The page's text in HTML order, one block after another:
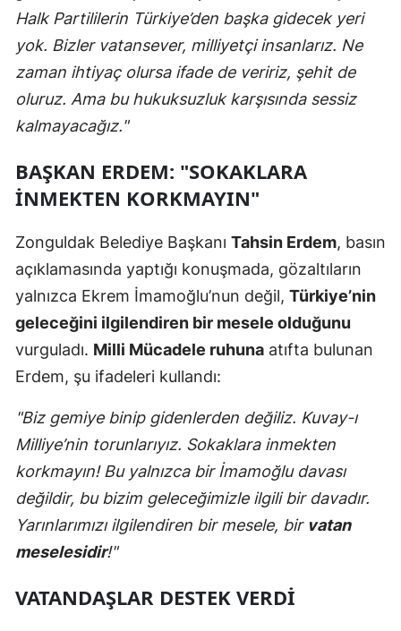
Halk Partililerin Türkiye’den başka gidecek yeri
yok. Bizler vatansever, milliyetçi insanlarız. Ne
zaman ihtiyaç olursa ifade de veririz, şehit de
oluruz. Ama bu hukuksuzluk karşısında sessiz
kalmayacağız."
BAŞKAN ERDEM: "SOKAKLARA
İNMEKTEN KORKMAYIN"
Zonguldak Belediye Başkanı Tahsin Erdem, basın
açıklamasında yaptığı konuşmada, gözaltıların
yalnızca Ekrem İmamoğlu’nun değil, Türkiye’nin
geleceğini ilgilendiren bir mesele olduğunu
vurguladı. Milli Mücadele ruhuna atıfta bulunan
Erdem, şu ifadeleri kullandı:
"Biz gemiye binip gidenlerden değiliz. Kuvay-ı
Milliye’nin torunlarıyız. Sokaklara inmekten
korkmayın! Bu yalnızca bir İmamoğlu davası
değildir, bu bizim geleceğimizle ilgili bir davadır.
Yarınlarımızı ilgilendiren bir mesele, bir vatan
meselesidir!"
VATANDAŞLAR DESTEK VERDİ